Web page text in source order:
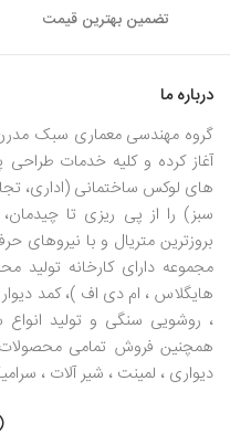
تضمین بهترین قیمت
درباره ما
آغاز کرده و کلیه خدمات طراحی
های لوکس ساختمانی (اداری،
سبز) را از پی ریزی تا
بروزترین متریال و با نیروهای
مجموعه دارای کارخانه تولید
هایگلاس ، ام دی اف )، کمد
، روشویی سنگی و تولید انواع
همچنین فروش تمامی محصولات
دیواری ، لمینت ، شیر آلات ،